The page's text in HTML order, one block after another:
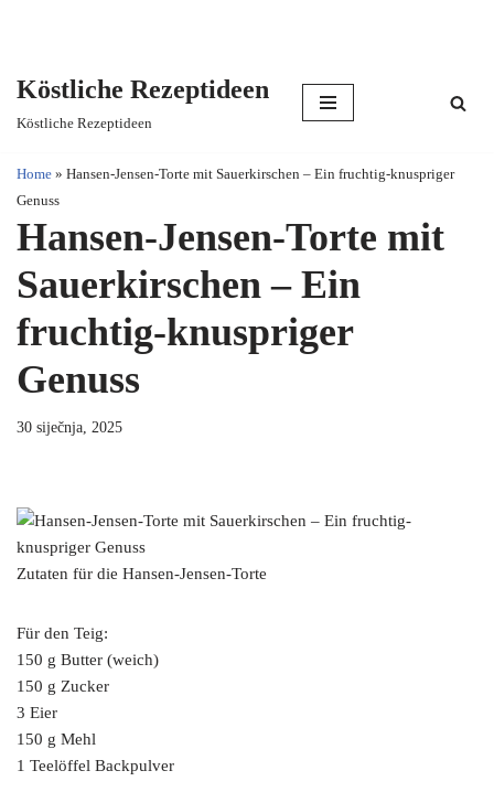
content
Köstliche Rezeptideen
Köstliche Rezeptideen
Home » Hansen-Jensen-Torte mit Sauerkirschen – Ein fruchtig-knuspriger
Genuss
Hansen-Jensen-Torte mit
Sauerkirschen – Ein
fruchtig-knuspriger
Genuss
30 siječnja, 2025
Zutaten für die Hansen-Jensen-Torte
Für den Teig:
150 g Butter (weich)
150 g Zucker
3 Eier
150 g Mehl
1 Teelöffel Backpulver